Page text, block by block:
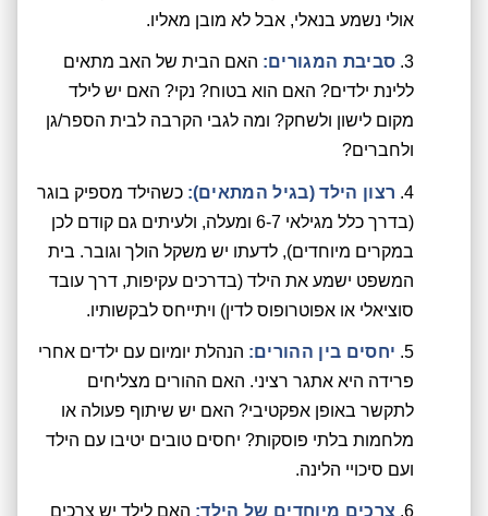
אולי נשמע בנאלי, אבל לא מובן מאליו.
סביבת המגורים: האם הבית של האב מתאים
ללינת ילדים? האם הוא בטוח? נקי? האם יש לילד
מקום לישון ולשחק? ומה לגבי הקרבה לבית הספר/גן
ולחברים?
רצון הילד (בגיל המתאים): כשהילד מספיק בוגר
(בדרך כלל מגילאי 6-7 ומעלה, ולעיתים גם קודם לכן
במקרים מיוחדים), לדעתו יש משקל הולך וגובר. בית
המשפט ישמע את הילד (בדרכים עקיפות, דרך עובד
סוציאלי או אפוטרופוס לדין) ויתייחס לבקשותיו.
יחסים בין ההורים: הנהלת יומיום עם ילדים אחרי
פרידה היא אתגר רציני. האם ההורים מצליחים
לתקשר באופן אפקטיבי? האם יש שיתוף פעולה או
מלחמות בלתי פוסקות? יחסים טובים יטיבו עם הילד
ועם סיכויי הלינה.
צרכים מיוחדים של הילד: האם לילד יש צרכים